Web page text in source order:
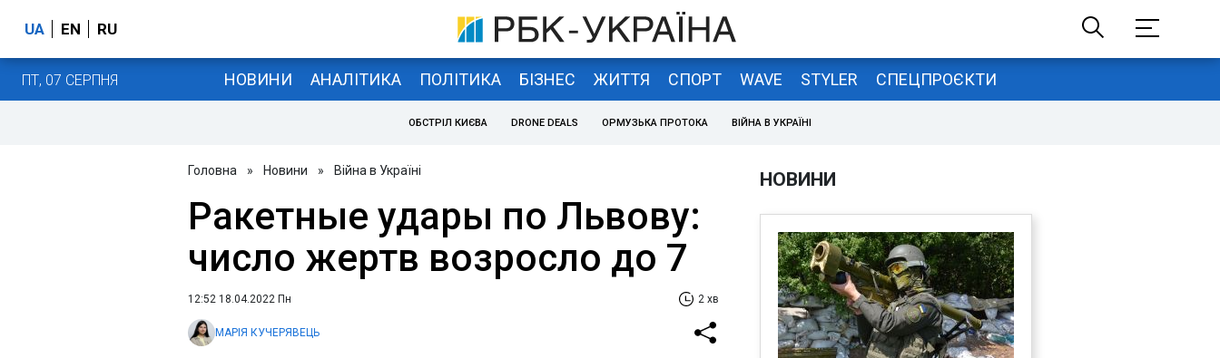
UA EN RU
ПТ, 07 СЕРПНЯ НОВИНИ АНАЛІТИКА ПОЛІТИКА БІЗНЕС ЖИТТЯ СПОРТ WAVE STYLER СПЕЦПРОЄКТИ
ОБСТРІЛ КИЄВА DRONE DEALS ОРМУЗЬКА ПРОТОКА ВІЙНА В УКРАЇНІ
Головна » Новини » Війна в Україні
Ракетные удары по Львову:
число жертв возросло до 7
12:52 18.04.2022 Пн 2 хв
МАРІЯ КУЧЕРЯВЕЦЬ
НОВИНИ